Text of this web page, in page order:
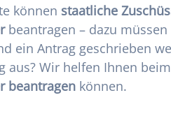
können staatliche
beantragen – dazu
ein Antrag geschrieben
aus? Wir helfen Ihnen
beantragen können.